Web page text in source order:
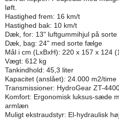
løft.
Hastighed frem: 16 km/t
Hastighed bak: 10 km/t
Dæk, for: 13" luftgummihjul på
Dæk, bag: 24" med sorte fælge
Mål i cm (LxBxH): 220 x 157 x 124
Vægt: 612 kg
Tankindhold: 45,3 liter
Kapacitet (anslået): 24.000 m2/time
Transmissioner: HydroGear ZT-
Komfort: Ergonomisk luksus-sæde
armlæn
Muligt ekstraudstyr: El-hydraulisk